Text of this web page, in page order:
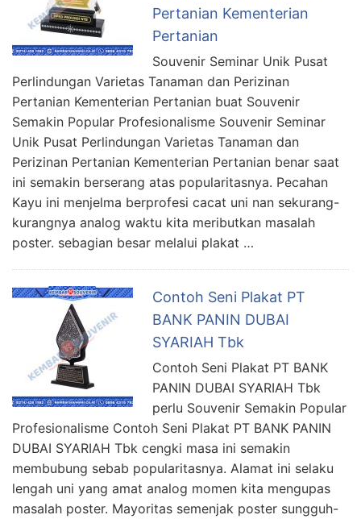
Pertanian Kementerian
Pertanian
Souvenir Seminar Unik Pusat
Perlindungan Varietas Tanaman dan Perizinan
Pertanian Kementerian Pertanian buat Souvenir
Semakin Popular Profesionalisme Souvenir Seminar
Unik Pusat Perlindungan Varietas Tanaman dan
Perizinan Pertanian Kementerian Pertanian benar saat
ini semakin berserang atas popularitasnya. Pecahan
Kayu ini menjelma berprofesi cacat uni nan sekurang-
kurangnya analog waktu kita meributkan masalah
poster. sebagian besar melalui plakat …
Contoh Seni Plakat PT
BANK PANIN DUBAI
SYARIAH Tbk
Contoh Seni Plakat PT BANK
PANIN DUBAI SYARIAH Tbk
perlu Souvenir Semakin Popular
Profesionalisme Contoh Seni Plakat PT BANK PANIN
DUBAI SYARIAH Tbk cengki masa ini semakin
membubung sebab popularitasnya. Alamat ini selaku
lengah uni yang amat analog momen kita mengupas
masalah poster. Mayoritas semenjak poster sungguh-